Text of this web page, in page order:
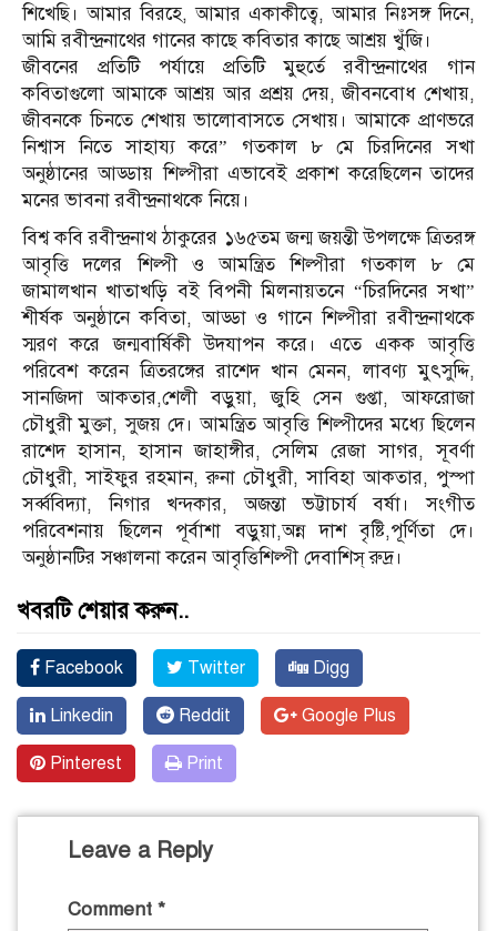
শিখেছি। আমার বিরহে, আমার একাকীত্বে, আমার নিঃসঙ্গ দিনে,
আমি রবীন্দ্রনাথের গানের কাছে কবিতার কাছে আশ্রয় খুঁজি।
জীবনের প্রতিটি পর্যায়ে প্রতিটি মুহুর্তে রবীন্দ্রনাথের গান
কবিতাগুলো আমাকে আশ্রয় আর প্রশ্রয় দেয়, জীবনবোধ শেখায়,
জীবনকে চিনতে শেখায় ভালোবাসতে সেখায়। আমাকে প্রাণভরে
নিশ্বাস নিতে সাহায্য করে” গতকাল ৮ মে চিরদিনের সখা
অনুষ্ঠানের আড্ডায় শিল্পীরা এভাবেই প্রকাশ করেছিলেন তাদের
মনের ভাবনা রবীন্দ্রনাথকে নিয়ে।
বিশ্ব কবি রবীন্দ্রনাথ ঠাকুরের ১৬৫তম জন্ম জয়ন্তী উপলক্ষে ত্রিতরঙ্গ
আবৃত্তি দলের শিল্পী ও আমন্ত্রিত শিল্পীরা গতকাল ৮ মে
জামালখান খাতাখড়ি বই বিপনী মিলনায়তনে “চিরদিনের সখা”
শীর্ষক অনুষ্ঠানে কবিতা, আড্ডা ও গানে শিল্পীরা রবীন্দ্রনাথকে
স্মরণ করে জন্মবার্ষিকী উদযাপন করে। এতে একক আবৃত্তি
পরিবেশ করেন ত্রিতরঙ্গের রাশেদ খান মেনন, লাবণ্য মুৎসুদ্দি,
সানজিদা আকতার,শেলী বড়ুয়া, জুহি সেন গুপ্তা, আফরোজা
চৌধুরী মুক্তা, সুজয় দে। আমন্ত্রিত আবৃত্তি শিল্পীদের মধ্যে ছিলেন
রাশেদ হাসান, হাসান জাহাঙ্গীর, সেলিম রেজা সাগর, সূবর্ণা
চৌধুরী, সাইফুর রহমান, রুনা চৌধুরী, সাবিহা আকতার, পুস্পা
সর্ব্ববিদ্যা, নিগার খন্দকার, অজন্তা ভট্টাচার্য বর্ষা। সংগীত
পরিবেশনায় ছিলেন পূর্বাশা বড়ুয়া,অন্ন দাশ বৃষ্টি,পূর্ণিতা দে।
অনুষ্ঠানটির সঞ্চালনা করেন আবৃত্তিশিল্পী দেবাশিস্ রুদ্র।
খবরটি শেয়ার করুন..
Facebook Twitter Digg
Linkedin Reddit Google Plus
Pinterest Print
Leave a Reply
Comment *